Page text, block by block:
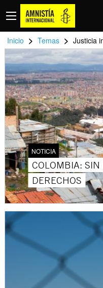
Inicio > Temas > Justicia
NOTICIA
COLOMBIA: SIN
DERECHOS